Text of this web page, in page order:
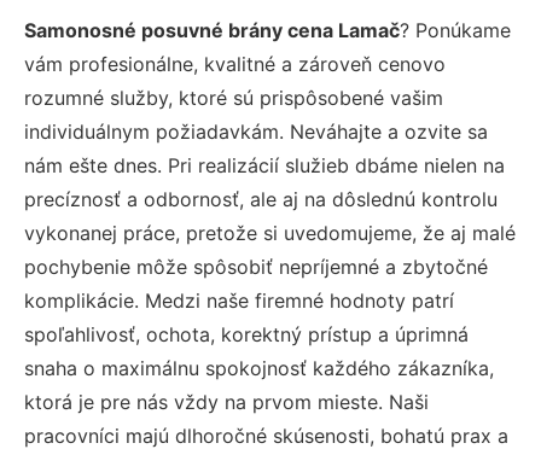
Samonosné posuvné brány cena Lamač? Ponúkame
vám profesionálne, kvalitné a zároveň cenovo
rozumné služby, ktoré sú prispôsobené vašim
individuálnym požiadavkám. Neváhajte a ozvite sa
nám ešte dnes. Pri realizácií služieb dbáme nielen na
precíznosť a odbornosť, ale aj na dôslednú kontrolu
vykonanej práce, pretože si uvedomujeme, že aj malé
pochybenie môže spôsobiť nepríjemné a zbytočné
komplikácie. Medzi naše firemné hodnoty patrí
spoľahlivosť, ochota, korektný prístup a úprimná
snaha o maximálnu spokojnosť každého zákazníka,
ktorá je pre nás vždy na prvom mieste. Naši
pracovníci majú dlhoročné skúsenosti, bohatú prax a